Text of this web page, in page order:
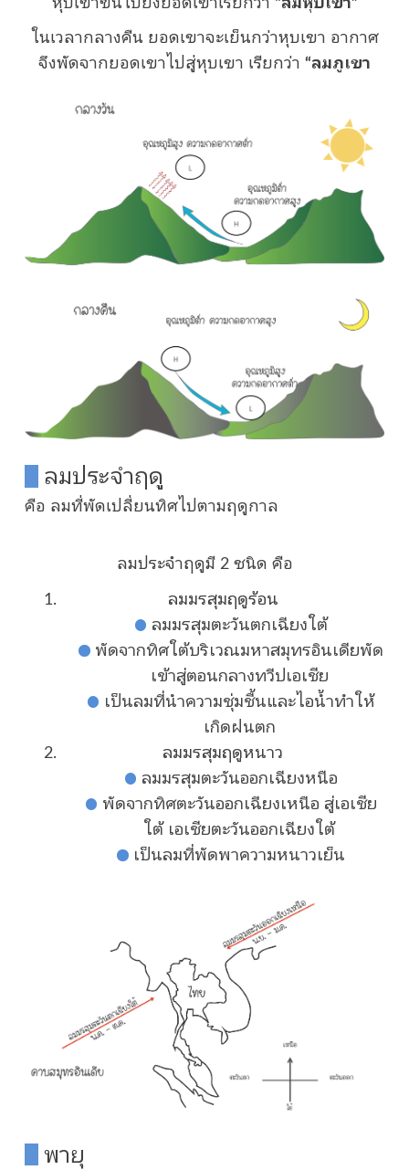
ในเวลากลางคืน ยอดเขาจะเย็นกว่าหุบเขา อากาศ
จึงพัดจากยอดเขาไปสู่หุบเขา เรียกว่า “ลมภูเขา
ลมประจำฤดู
คือ ลมที่พัดเปลี่ยนทิศไปตามฤดูกาล
ลมประจำฤดูมี 2 ชนิด คือ
ลมมรสุมฤดูร้อน
ลมมรสุมตะวันตกเฉียงใต้
พัดจากทิศใต้บริเวณมหาสมุทรอินเดียพัด
เข้าสู่ตอนกลางทวีปเอเชีย
เป็นลมที่นำความชุ่มชื้นและไอน้ำทำให้
เกิดฝนตก
ลมมรสุมฤดูหนาว
ลมมรสุมตะวันออกเฉียงหนือ
พัดจากทิศตะวันออกเฉียงเหนือ สู่เอเชีย
ใต้ เอเชียตะวันออกเฉียงใต้
เป็นลมที่พัดพาความหนาวเย็น
พายุ